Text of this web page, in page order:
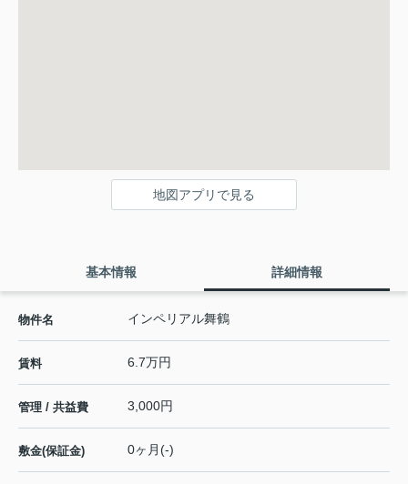
地図アプリで見る
基本情報 詳細情報
物件名 インペリアル舞鶴
賃料 6.7万円
管理 / 共益費 3,000円
敷金(保証金) 0ヶ月(-)